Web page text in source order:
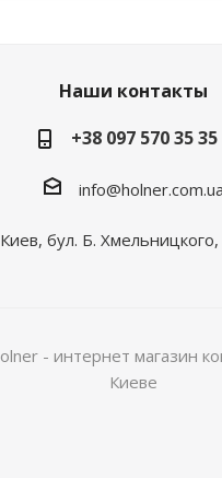
Наши контакты
+38 097 570 35 35
info@holner.com.ua
Киев, бул. Б.
- интернет магазин
Киеве